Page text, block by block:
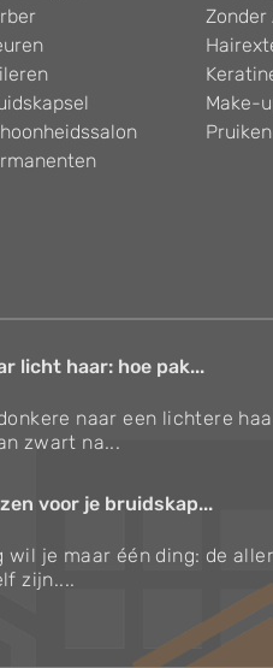
Zonder
Make-
Pruiken
licht haar: hoe pak...
naar een lichtere
zwart na...
voor je bruidskap...
wil je maar één ding: de
zijn....